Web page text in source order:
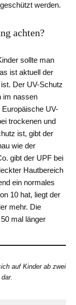
werden.
achten?
sollte man
ist aktuell der
Der UV-Schutz
im nassen
UV-
trockenen und
ist, gibt der
wie der
gibt der UPF bei
Hautbereich
ein normales
10 hat, liegt der
mehr. Die
mal länger
auf Kinder ab zwei